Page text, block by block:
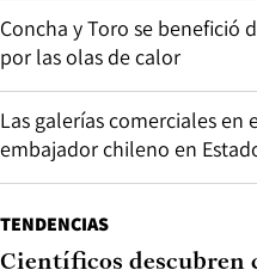
Concha y Toro se benefició
por las olas de calor
Las galerías comerciales
embajador chileno en
TENDENCIAS
Científicos descubren